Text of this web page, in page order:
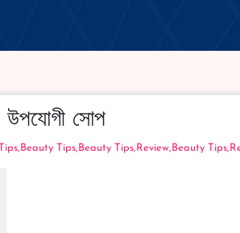
উপযোগী সোপ
Beauty Tips, Beauty Tips, Review, Beauty Tips,